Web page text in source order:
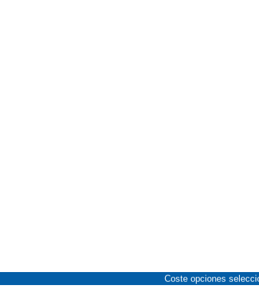
Coste opciones